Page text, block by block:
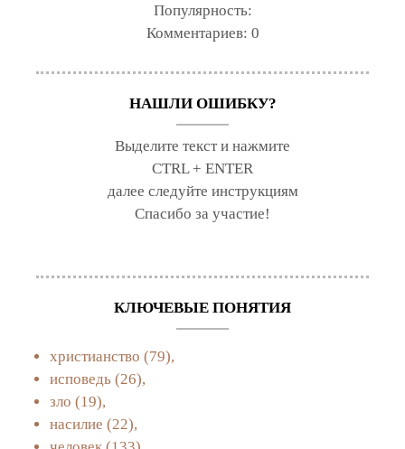
Популярность:
Комментариев: 0
НАШЛИ ОШИБКУ?
Выделите текст и нажмите
CTRL + ENTER
далее следуйте инструкциям
Спасибо за участие!
КЛЮЧЕВЫЕ ПОНЯТИЯ
христианство (79),
исповедь (26),
зло (19),
насилие (22),